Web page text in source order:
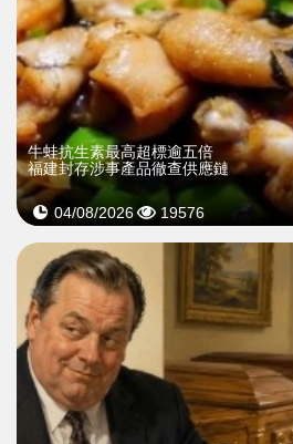
牛蛙抗生素最高超標逾五倍
福建封存涉事產品徹查供應鏈
04/08/2026 19576